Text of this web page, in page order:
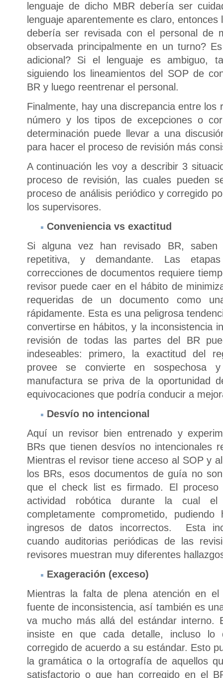
lenguaje de dicho MBR debería ser
lenguaje aparentemente es claro,
debería ser revisada con el personal de
observada principalmente en un turno?
adicional? Si el lenguaje es ambiguo,
siguiendo los lineamientos del SOP de
BR y luego reentrenar el personal.
Finalmente, hay una discrepancia entre los
número y los tipos de excepciones o
determinación puede llevar a una
para hacer el proceso de revisión más
A continuación les voy a describir 3
proceso de revisión, las cuales pueden
proceso de análisis periódico y corregido
los supervisores.
Conveniencia vs exactitud
Si alguna vez han revisado BR,
repetitiva, y demandante. Las
correcciones de documentos requiere
revisor puede caer en el hábito de
requeridas de un documento como
rápidamente. Esta es una peligrosa
convertirse en hábitos, y la inconsistencia
revisión de todas las partes del BR
indeseables: primero, la exactitud del
provee se convierte en sospechosa
manufactura se priva de la oportunidad
equivocaciones que podría conducir a
Desvío no intencional
Aquí un revisor bien entrenado y
BRs que tienen desvíos no intencionales
Mientras el revisor tiene acceso al SOP y
los BRs, esos documentos de guía no
que el check list es firmado. El
actividad robótica durante la cual
completamente comprometido,
ingresos de datos incorrectos. Esta
cuando auditorias periódicas de las
revisores muestran muy diferentes
Exageración (exceso)
Mientras la falta de plena atención en
fuente de inconsistencia, así también es
va mucho más allá del estándar interno.
insiste en que cada detalle, incluso lo
corregido de acuerdo a su estándar. Esto
la gramática o la ortografía de aquellos
satisfactorio o que han corregido en el